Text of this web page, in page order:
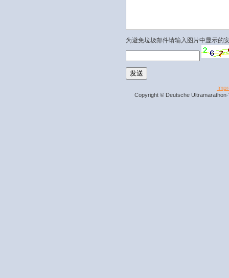
为避免垃圾邮件请输入图片中显示的
Copyright © Deutsche